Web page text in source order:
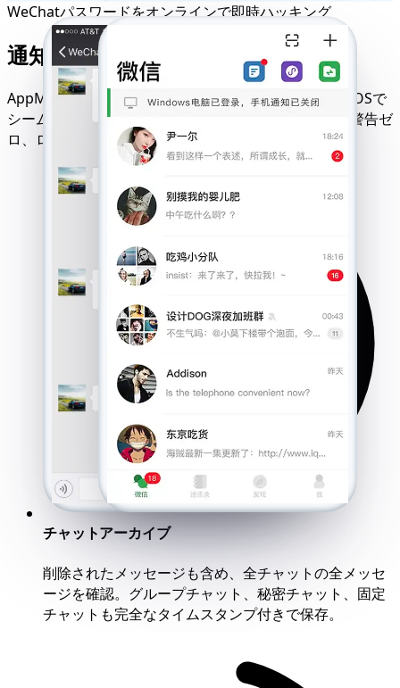
WeChatパスワードをオンラインで即時ハッキング
通知ゼロ・痕跡残さず実行
AppMessengerはあらゆるデバイス、ネットワーク、OSで
シームレスに動作し、完全な秘密保持を保証します。警告ゼ
ロ、ログなし、権限要求なし。
チャットアーカイブ
削除されたメッセージも含め、全チャットの全メッセ
ージを確認。グループチャット、秘密チャット、固定
チャットも完全なタイムスタンプ付きで保存。